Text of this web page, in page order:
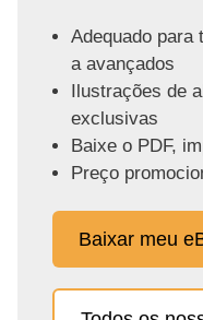
Adequado para
a avançados
Ilustrações de
exclusivas
Baixe o PDF,
Preço
Baixar meu